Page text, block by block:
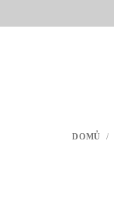
na
DOMŮ /